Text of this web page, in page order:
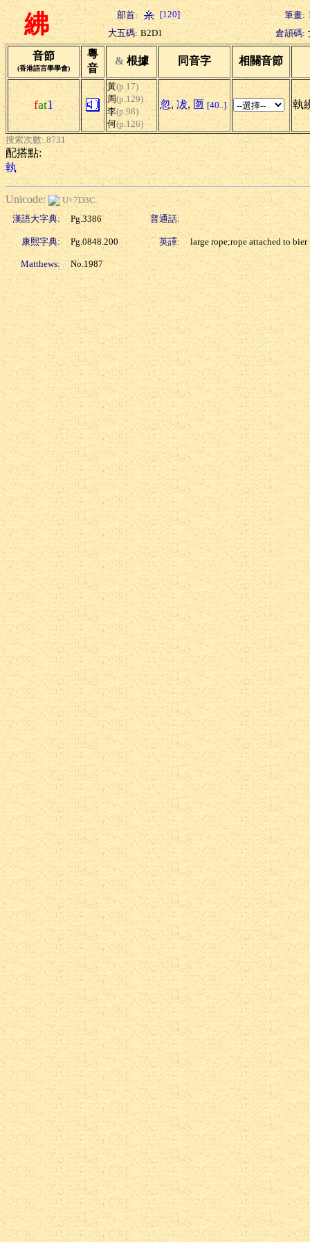
紼 部首: [120] 筆畫:
大五碼: B2D1 倉頡碼:
音節
(香港語言學學會)
粵
音
& 根據 同音字 相關音節
fat1
黃(p.17)
周(p.129)
李(p.98)
何(p.126)
忽, 冹, 匢 [40..] 執
搜索次數: 8731
配搭點:
執
Unicode:
U+7D3C
漢語大字典:
Pg.3386 普通話:
康熙字典: Pg.0848.200 英譯: large rope;rope attached to bier
Matthews: No.1987